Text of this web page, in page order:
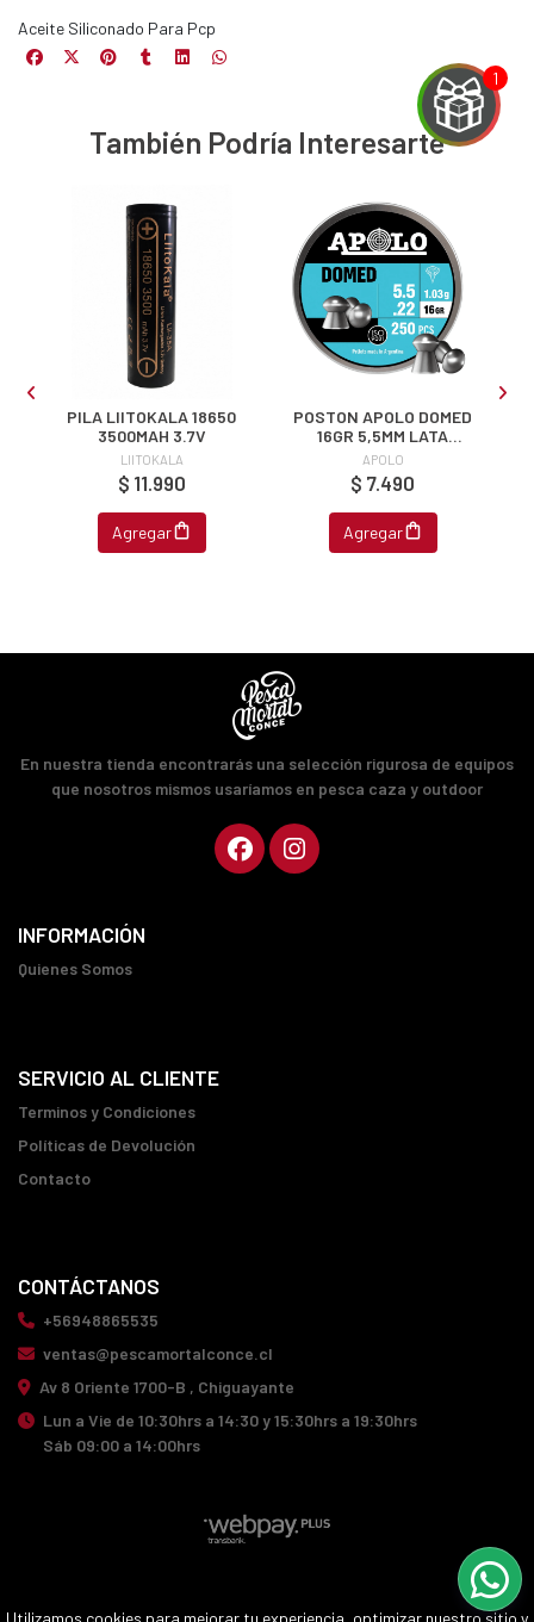
JUGAR
Aceite Siliconado Para Pcp
También Podría Interesarte
PILA LIITOKALA 18650
3500MAH 3.7V
LIITOKALA
$ 11.990
Agregar
POSTON APOLO DOMED
16GR 5,5MM LATA
250PCS
APOLO
$ 7.490
Agregar
En nuestra tienda encontrarás una selección rigurosa de equipos
que nosotros mismos usaríamos en pesca caza y outdoor
INFORMACIÓN
Quienes Somos
SERVICIO AL CLIENTE
Terminos y Condiciones
Políticas de Devolución
Contacto
CONTÁCTANOS
+56948865535
ventas@pescamortalconce.cl
Av 8 Oriente 1700-B , Chiguayante
Lun a Vie de 10:30hrs a 14:30 y 15:30hrs a 19:30hrs
Sáb 09:00 a 14:00hrs
Utilizamos cookies para mejorar tu experiencia, optimizar nuestro sitio y